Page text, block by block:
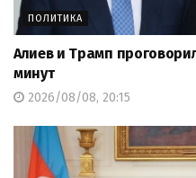
ПОЛИТИКА
Алиев и Трамп
минут
2026/08/08, 20:15